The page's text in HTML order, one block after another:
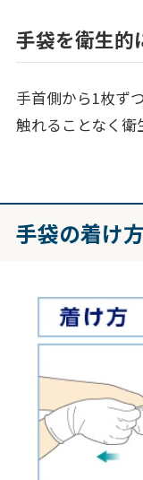
手袋を衛生的
手首側から1枚ず
触れることなく衛
手袋の着け